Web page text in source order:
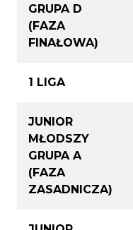
GRUPA D
(FAZA
FINAŁOWA)
1 LIGA
JUNIOR
MŁODSZY
GRUPA A
(FAZA
ZASADNICZA)